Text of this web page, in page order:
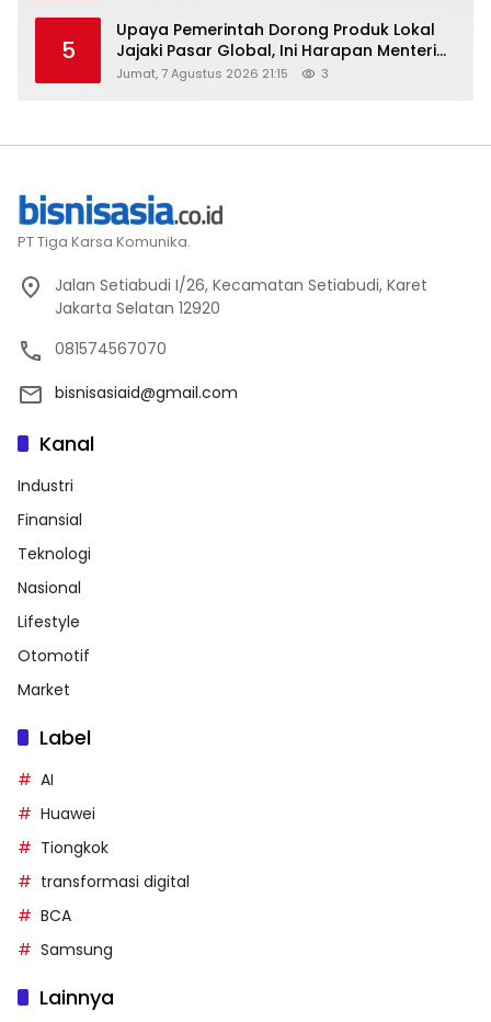
5
Upaya Pemerintah Dorong Produk Lokal
Jajaki Pasar Global, Ini Harapan Menteri
Perindustrian RI Lewat ILT dan IGT Expo
Jumat, 7 Agustus 2026 21:15 3
PT Tiga Karsa Komunika.
Jalan Setiabudi I/26, Kecamatan Setiabudi, Karet
Jakarta Selatan 12920
081574567070
bisnisasiaid@gmail.com
Kanal
Industri
Finansial
Teknologi
Nasional
Lifestyle
Otomotif
Market
Label
AI
Huawei
Tiongkok
transformasi digital
BCA
Samsung
Lainnya